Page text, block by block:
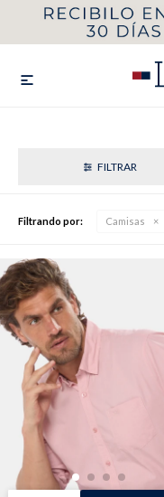

Filtrando por: Camisas
VER
Remeras
Buzos